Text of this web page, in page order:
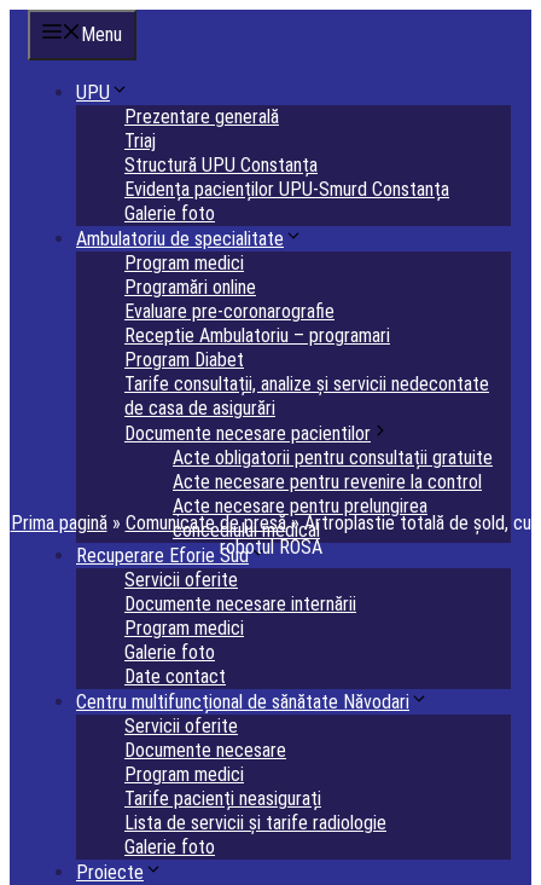
Sari
conținut
Menu
UPU
Prezentare generală
Triaj
Structură UPU Constanța
Evidența pacienților UPU-Smurd Constanța
Galerie foto
Ambulatoriu de specialitate
Program medici
Programări online
Evaluare pre-coronarografie
Receptie Ambulatoriu – programari
Program Diabet
Tarife consultații, analize și servicii nedecontate
de casa de asigurări
Documente necesare pacientilor
Acte obligatorii pentru consultații gratuite
Acte necesare pentru revenire la control
Acte necesare pentru prelungirea
concediului medical
Recuperare Eforie Sud
Servicii oferite
Documente necesare internării
Program medici
Galerie foto
Date contact
Centru multifuncțional de sănătate Năvodari
Servicii oferite
Documente necesare
Program medici
Tarife pacienți neasigurați
Lista de servicii și tarife radiologie
Galerie foto
Proiecte
Prima pagină » Comunicate de presă »Artroplastie totală de șold, cu
robotul ROSA